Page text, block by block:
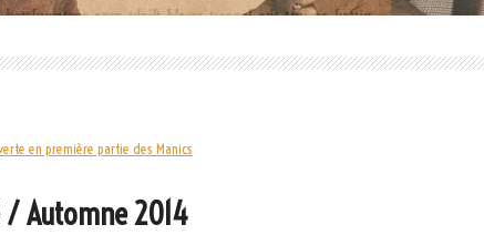
en première partie des Manics
/ Automne 2014